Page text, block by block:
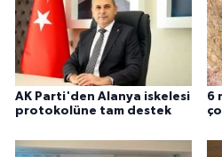
AK Parti'den Alanya iskelesi
protokolüne tam destek
6